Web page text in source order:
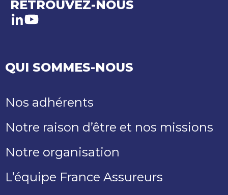
RETROUVEZ-NOUS
LinkedIn
Youtube
QUI SOMMES-NOUS
Nos adhérents
Notre raison d’être et nos missions
Notre organisation
L’équipe France Assureurs